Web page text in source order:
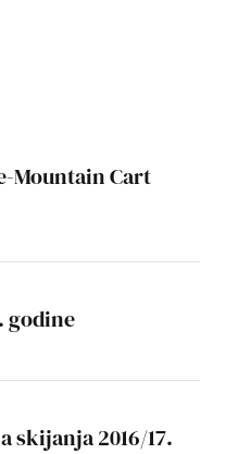
Mountain Cart
godine
skijanja 2016/17.